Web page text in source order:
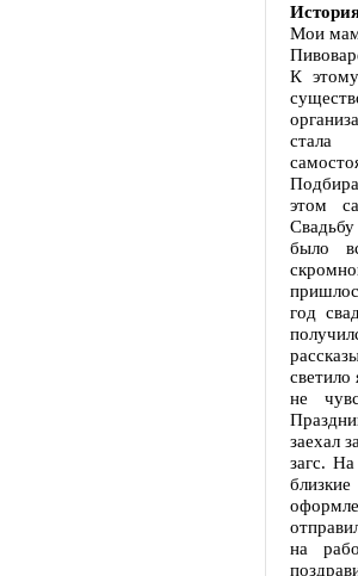
Мои
К
этом
было
год
не
заехал
загс.
на